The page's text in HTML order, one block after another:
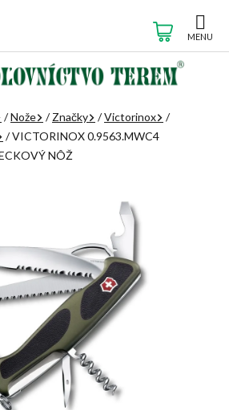
KOŠÍK
/Nože / Značky /Victorinox
/
/VICTORINOX 0.9563.MWC4
NÔŽ